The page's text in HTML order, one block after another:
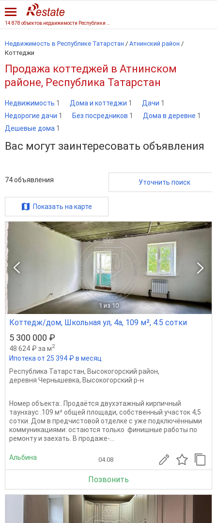
Недвижимость в Республике Татарстан / Атнинский район /
Коттеджи
Продажа коттеджей в Атнинском
районе, Республика Татарстан
Недвижимость 1 Дома и коттеджи 1 Дачи 1
Недорогие дачи 1 Без посредников 1 Дома в деревне 1
Дешевые дома 1
Вас могут заинтересовать объявления
74объявления Уточнить поиск
Показать на карте
1 из 10
Коттедж/дом, Школьная ул, 4а, 109 м², 4.5 сотки
5 300 000 ₽
48 624 ₽ за м2
Ипотека от 25 394 ₽ в месяц
Республика Татарстан, Высокогорский район,
деревня Чернышевка, Высокогорский р-н
Номер объекта:. Продаётся двухэтажный кирпичный
таунхаус .109 м² общей площади, собственный участок 4,5
сотки. Дом в предчистовой отделке с уже подключёнными
коммуникациями: остаются только финишные работы по
ремонту и заехать. В продаже-...
Альбина 04.08
Позвонить